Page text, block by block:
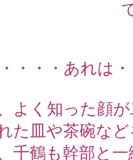
・・・・あれは
よく知った顔
た皿や茶碗な
千鶴も幹部と